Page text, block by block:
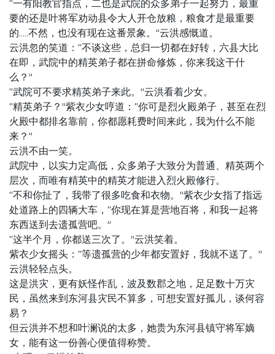
“一有阳教官指点，二也是武院的众多弟子一起努力，最重
要的还是叶将军劝动县令大人开仓放粮，粮食才是最重要
的…..不然，也没有现在这番景象。”云洪感慨道。
云洪忽的笑道：“不谈这些，总归一切都在好转，六县大比
在即，武院中的精英弟子都在拼命修炼，你来我这干什
么？”
“武院可不要求精英弟子来此。”云洪看着少女。
“精英弟子？”紫衣少女哼道：“你可是烈火殿弟子，甚至在烈
火殿中都排名靠前，你都愿耗费时间来此，我为什么不能
来？”
云洪不由一笑。
武院中，以实力定高低，众多弟子大致分为普通、精英两个
层次，而唯有精英中的精英才能进入烈火殿修行。
“不和你扯了，我带了很多吃食和衣物。”紫衣少女指了指远
处道路上的四辆大车，“你现在算是营地百将，和我一起将
东西送到去遗孤营吧。”
“这半个月，你都送三次了。”云洪笑着。
紫衣少女摇头：“等遗孤营的少年都安置好，我就不送了。”
云洪轻轻点头。
这是洪灾，更有妖怪作乱，波及数郡之地，足足数十万灾
民，虽然来到东河县灾民不算多，可想安置好孤儿，谈何容
易？
但云洪并不想和叶澜说的太多，她贵为东河县镇守将军嫡
女，能有这一份善心便值得称赞。